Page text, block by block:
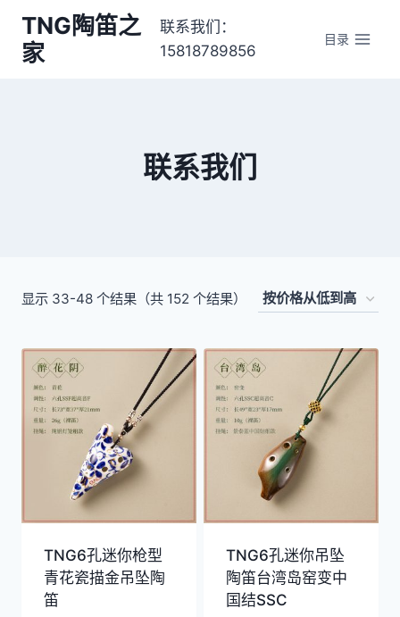
TNG陶笛之
家
联系我们：
15818789856
目录
联系我们
显示 33-48 个结果（共 152 个结果）
TNG6孔迷你枪型
青花瓷描金吊坠陶
笛
TNG6孔迷你吊坠
陶笛台湾岛窑变中
国结SSC